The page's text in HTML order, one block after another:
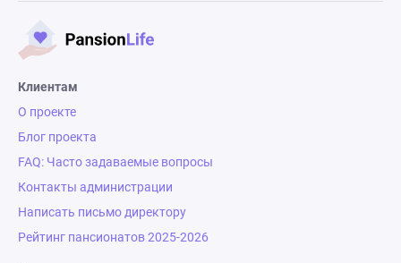
Клиентам
О проекте
Блог проекта
FAQ: Часто задаваемые вопросы
Контакты администрации
Написать письмо директору
Рейтинг пансионатов 2025-2026